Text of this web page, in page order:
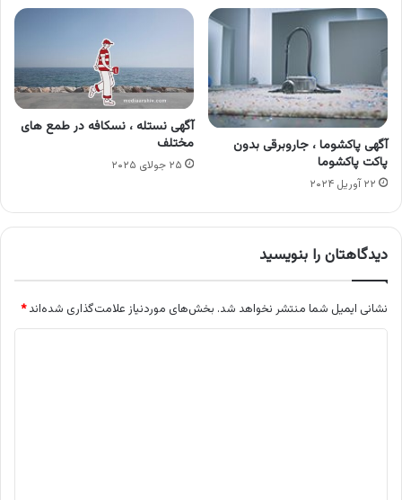
آگهی پاکشوما ، جاروبرقی بدون
پاکت پاکشوما
۲۲ آوریل ۲۰۲۴
آگهی نستله ، نسکافه در طمع های
مختلف
۲۵ جولای ۲۰۲۵
دیدگاهتان را بنویسید
نشانی ایمیل شما منتشر نخواهد شد. بخش‌های موردنیاز علامت‌گذاری شده‌اند*